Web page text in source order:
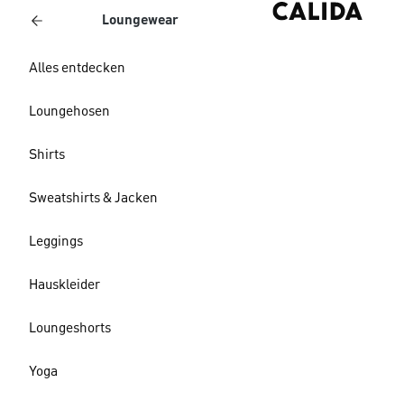
Loungewear
Alles entdecken
Loungehosen
Shirts
Sweatshirts & Jacken
Leggings
Hauskleider
Loungeshorts
Yoga